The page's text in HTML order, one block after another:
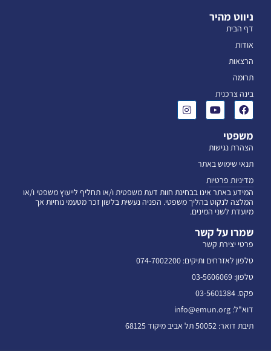
ניווט מהיר
דף הבית
אודות
הרצאות
תרומה
בינה צרכנית
משפטי
הצהרת נגישות
תנאי שימוש באתר
מדיניות פרטיות
המידע באתר אינו בבחינת חוות דעת משפטית ו/או תחליף לייעוץ משפטי ו/או
המלצה לנקוט בהליך משפטי. הפניה נעשית בלשון זכר מטעמי נוחיות אך
מיועדת לשני המינים.
שמרו על קשר
פרטי יצירת קשר
טלפון לאזרחים ותיקים: 074-7002200
טלפון: 03-5606069
פקס. 03-5601384
דוא"ל: info@emun.org
תיבת דואר: 50052 תל אביב מיקוד 68125